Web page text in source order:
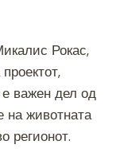
Рокас,
е важен дел од
на животната
регионот.